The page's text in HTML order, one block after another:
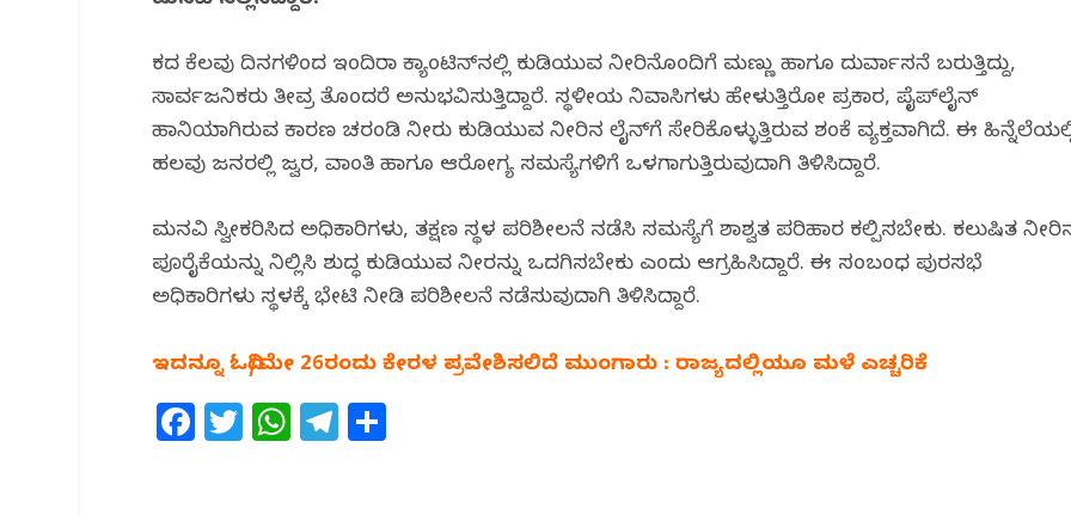
b
o
o
k
r A
p
p
m
ಕಳೆದ ಕೆಲವು ದಿನಗಳಿಂದ ಇಂದಿರಾ ಕ್ಯಾಂಟಿನ್‌ನಲ್ಲಿ ಕುಡಿಯುವ ನೀರಿನೊಂದಿಗೆ ಮಣ್ಣು ಹಾಗೂ ದುರ್ವಾಸನೆ ಬರುತ್ತಿದ್ದು,
ಸಾರ್ವಜನಿಕರು ತೀವ್ರ ತೊಂದರೆ ಅನುಭವಿಸುತ್ತಿದ್ದಾರೆ. ಸ್ಥಳೀಯ ನಿವಾಸಿಗಳು ಹೇಳುತ್ತಿರೋ ಪ್ರಕಾರ, ಪೈಪ್‌ಲೈನ್
ಹಾನಿಯಾಗಿರುವ ಕಾರಣ ಚರಂಡಿ ನೀರು ಕುಡಿಯುವ ನೀರಿನ ಲೈನ್‌ಗೆ ಸೇರಿಕೊಳ್ಳುತ್ತಿರುವ ಶಂಕೆ ವ್ಯಕ್ತವಾಗಿದೆ. ಈ
ಹಲವು ಜನರಲ್ಲಿ ಜ್ವರ, ವಾಂತಿ ಹಾಗೂ ಆರೋಗ್ಯ ಸಮಸ್ಯೆಗಳಿಗೆ ಒಳಗಾಗುತ್ತಿರುವುದಾಗಿ ತಿಳಿಸಿದ್ದಾರೆ.
ಮನವಿ ಸ್ವೀಕರಿಸಿದ ಅಧಿಕಾರಿಗಳು, ತಕ್ಷಣ ಸ್ಥಳ ಪರಿಶೀಲನೆ ನಡೆಸಿ ಸಮಸ್ಯೆಗೆ ಶಾಶ್ವತ ಪರಿಹಾರ ಕಲ್ಪಿಸಬೇಕು. ಕಲುಷಿತ
ಪೂರೈಕೆಯನ್ನು ನಿಲ್ಲಿಸಿ ಶುದ್ಧ ಕುಡಿಯುವ ನೀರನ್ನು ಒದಗಿಸಬೇಕು ಎಂದು ಆಗ್ರಹಿಸಿದ್ದಾರೆ. ಈ ಸಂಬಂಧ ಪುರಸಭೆ
ಅಧಿಕಾರಿಗಳು ಸ್ಥಳಕ್ಕೆ ಭೇಟಿ ನೀಡಿ ಪರಿಶೀಲನೆ ನಡೆಸುವುದಾಗಿ ತಿಳಿಸಿದ್ದಾರೆ.
ಇದನ್ನೂ ಓದಿ/ಮೇ 26ರಂದು ಕೇರಳ ಪ್ರವೇಶಿಸಲಿದೆ ಮುಂಗಾರು : ರಾಜ್ಯದಲ್ಲಿಯೂ ಮಳೆ ಎಚ್ಚರಿಕೆ
F
a
T
w
W
h
T
el